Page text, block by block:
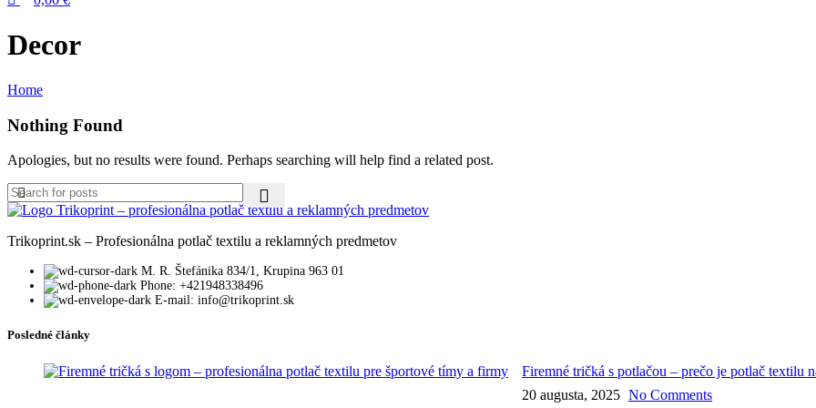
Decor
Home
Nothing Found
Apologies, but no results were found. Perhaps searching will help find a related post.
Trikoprint.sk – Profesionálna potlač textilu a reklamných predmetov
M. R. Štefánika 834/1, Krupina 963 01
Phone: +421948338496
E-mail: info@trikoprint.sk
Posledné články
Firemné tričká s potlačou – prečo je potlač textilu
20 augusta, 2025 No Comments